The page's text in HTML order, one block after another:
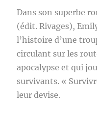
Dans son superbe
(édit. Rivages),
l’histoire d’une
circulant sur les
apocalypse et qui
survivants. «
leur devise.